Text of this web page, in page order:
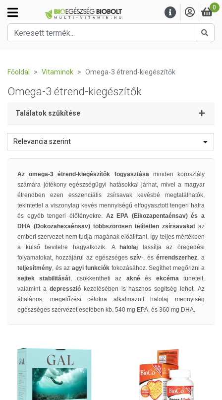
0
Főoldal Vitaminok Omega-3 étrend-kiegészítők
Omega-3 étrend-kiegészítők
Találatok szűkítése
Relevancia szerint
Az omega-3 étrend-kiegészítők fogyasztásaminden korosztály
számára jótékony egészségügyi hatásokkal járhat, mivel a magyar
étrendben ezen esszenciális zsírsavak kevésbé megtalálhatók,
tekintettel a viszonylag kevés mennyiségű elfogyasztott tengeri halra
és egyéb tengeri élőlényekre. Az EPA (Eikozapentaénsav) és a
DHA (Dokozahexaénsav) többszörösen telítetlen zsírsavakat az
emberi szervezet nem tudja magának előállítani, így teljes mértékben
a külső bevitelre hagyatkozik. A
halolaj
lassítja az öregedési
folyamatokat, hozzájárul az egészségesszív-, ésérrendszerhez, a
teljesítmény, és az agyi funkciók fokozásához. Segíthet megőrizni a
sejtek stabilitását, csökkentheti az aknéés ekcématüneteit,
valamint a depresszió kezelésében is hasznos segítség lehet. Az
általános, megelőzési célokra alkalmazott halolaj mennyiség
egészséges szervezet esetében kb. 540 mg EPA, és 360 mg DHA.